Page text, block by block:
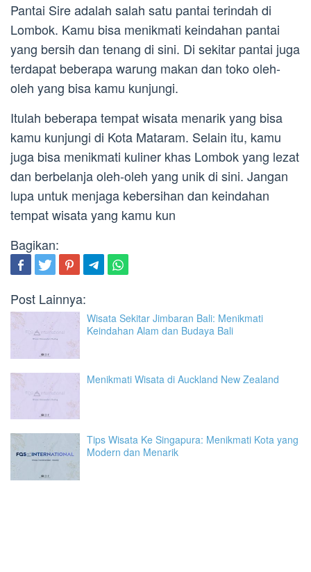
Pantai Sire adalah salah satu pantai terindah di
Lombok. Kamu bisa menikmati keindahan pantai
yang bersih dan tenang di sini. Di sekitar pantai juga
terdapat beberapa warung makan dan toko oleh-
oleh yang bisa kamu kunjungi.
Itulah beberapa tempat wisata menarik yang bisa
kamu kunjungi di Kota Mataram. Selain itu, kamu
juga bisa menikmati kuliner khas Lombok yang lezat
dan berbelanja oleh-oleh yang unik di sini. Jangan
lupa untuk menjaga kebersihan dan keindahan
tempat wisata yang kamu kun
Bagikan:
Post Lainnya:
Wisata Sekitar Jimbaran Bali: Menikmati
Keindahan Alam dan Budaya Bali
Menikmati Wisata di Auckland New Zealand
Tips Wisata Ke Singapura: Menikmati Kota yang
Modern dan Menarik